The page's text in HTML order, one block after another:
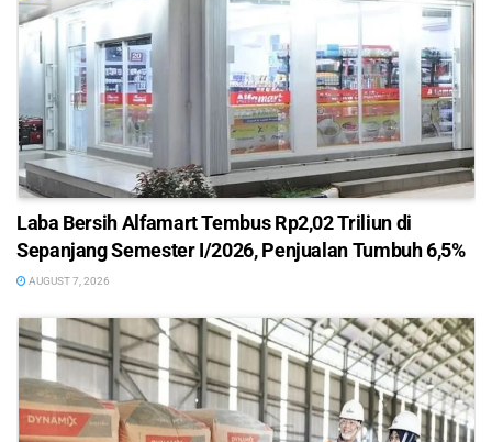
Laba Bersih Alfamart Tembus Rp2,02 Triliun di
Sepanjang Semester I/2026, Penjualan Tumbuh 6,5%
AUGUST 7, 2026